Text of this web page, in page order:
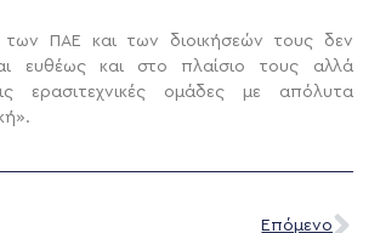
ΠΑΕ και των διοικήσεών τους δεν
ευθέως και στο πλαίσιο τους αλλά
ερασιτεχνικές ομάδες με απόλυτα
Επόμενο